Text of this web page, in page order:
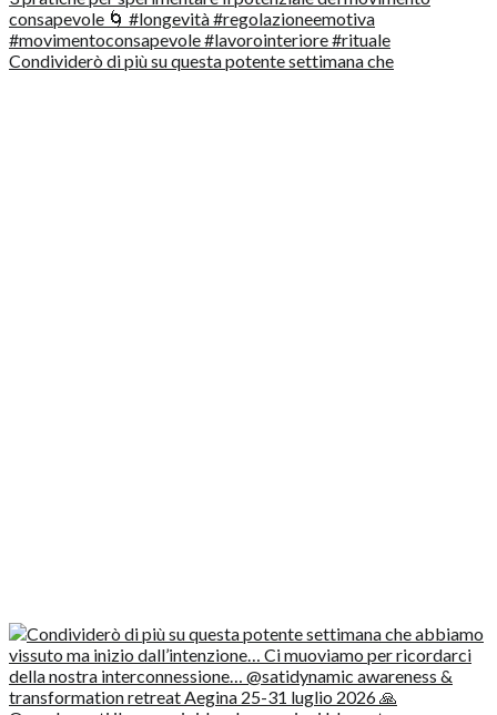
Condividerò di più su questa potente settimana che